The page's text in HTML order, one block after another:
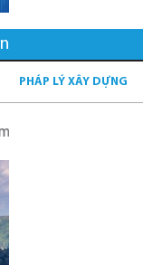
PHÁP LÝ XÂY DỰNG
tầm nhìn và giải